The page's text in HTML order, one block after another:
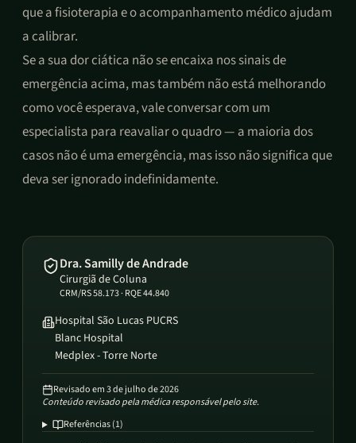
que a fisioterapia e o acompanhamento médico ajudam
a calibrar.
Se a sua dor ciática não se encaixa nos sinais de
emergência acima, mas também não está melhorando
como você esperava, vale conversar com um
especialista para reavaliar o quadro — a maioria dos
casos não é uma emergência, mas isso não significa que
deva ser ignorado indefinidamente.
Dra. Samilly de Andrade
Cirurgiã de Coluna
CRM/RS 58.173 · RQE 44.840
Hospital São Lucas PUCRS
Blanc Hospital
Medplex - Torre Norte
Revisado em3 de julho de 2026
Conteúdo revisado pela médica responsável pelo site.
Referências (1)